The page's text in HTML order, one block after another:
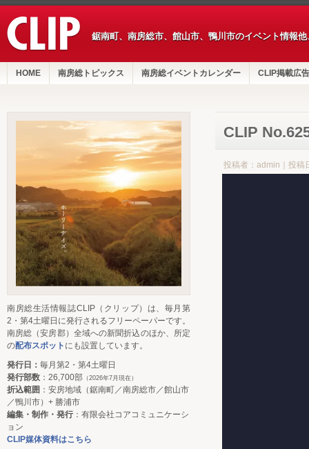
鋸南町、南房総市、館山市、鴨川市のイベント情報
HOME 南房総トピックス 南房総イベントカレンダー CLIP掲載広告
CLIP
投稿者：admin｜投稿
南房総生活情報誌CLIP（クリップ）は、毎月第
2・第4土曜日に発行されるフリーペーパーです。
南房総（安房郡）全域への新聞折込のほか、所定
の配布スポット にも設置しています。
発行日： 毎月第2・第4土曜日
発行部数 ：26,700部 （2026年7月現在）
折込範囲 ：安房地域（鋸南町／南房総市／館山市
／鴨川市）+ 勝浦市
編集・制作・発行：有限会社コアコミュニケーシ
ョン
CLIP媒体資料はこちら